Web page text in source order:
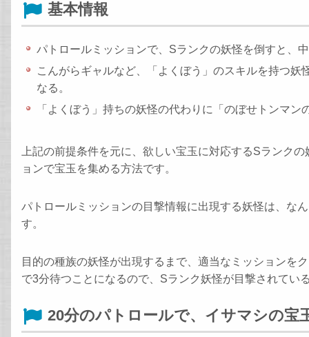
基本情報
パトロールミッションで、Sランクの妖怪を倒すと、
こんがらギャルなど、「よくぼう」のスキルを持つ
なる。
「よくぼう」持ちの妖怪の代わりに「のぼせトンマン
上記の前提条件を元に、欲しい宝玉に対応するSランク
ョンで宝玉を集める方法です。
パトロールミッションの目撃情報に出現する妖怪は、な
す。
目的の種族の妖怪が出現するまで、適当なミッションを
で3分待つことになるので、Sランク妖怪が目撃されてい
20分のパトロールで、イサマシの宝